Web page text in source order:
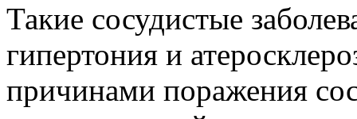
Такие сосудистые
гипертония и
причинами поражения